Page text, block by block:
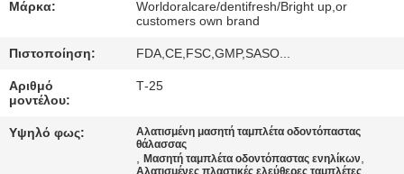
ΣΕ
ΕΠΑΦΉ
ΜΕ
Μάρκα:
Worldoralcare/dentifresh/Bright up,or
customers own brand
Πιστοποίηση: FDA,CE,FSC,GMP,SASO...
Αριθμό
μοντέλου:
Τ-25
Υψηλό φως:
Αλατισμένη μασητή ταμπλέτα οδοντόπαστας
θάλασσας
,Μασητή ταμπλέτα οδοντόπαστας ενηλίκων,